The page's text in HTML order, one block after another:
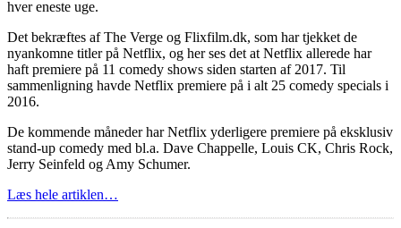
hver eneste uge.
Det bekræftes af The Verge og Flixfilm.dk, som har tjekket de
nyankomne titler på Netflix, og her ses det at Netflix allerede har
haft premiere på 11 comedy shows siden starten af 2017. Til
sammenligning havde Netflix premiere på i alt 25 comedy specials i
2016.
De kommende måneder har Netflix yderligere premiere på eksklusiv
stand-up comedy med bl.a. Dave Chappelle, Louis CK, Chris Rock,
Jerry Seinfeld og Amy Schumer.
Læs hele artiklen…